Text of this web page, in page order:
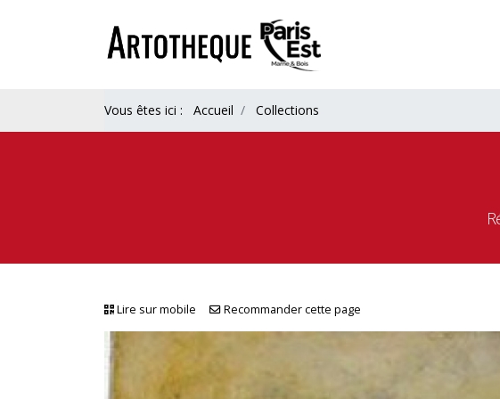
Vous êtes ici : Accueil Collections
Lire sur mobile Recommander cette page